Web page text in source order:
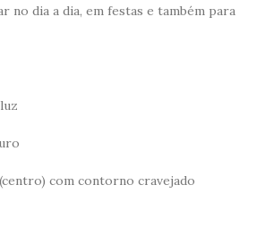
no dia a dia, em festas e também para
com contorno cravejado